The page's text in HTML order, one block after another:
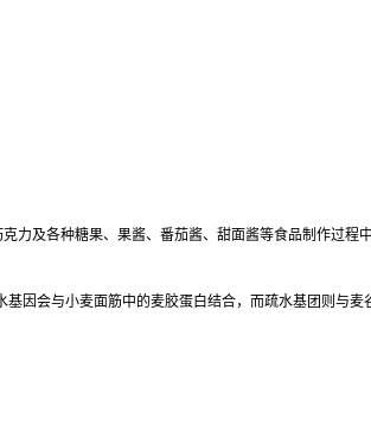
及各种糖果、果酱、番茄酱、甜面酱等食品制作过程中
因会与小麦面筋中的麦胶蛋白结合，而疏水基团则与